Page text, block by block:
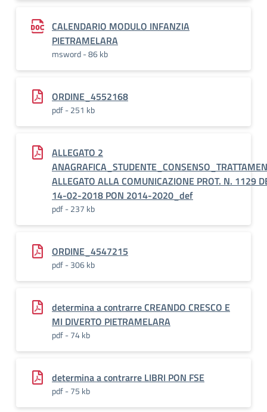
CALENDARIO MODULO INFANZIA
PIETRAMELARA
msword - 86 kb
ORDINE_4552168
pdf - 251 kb
ALLEGATO 2
ALLEGATO ALLA COMUNICAZIONE PROT. N. 1129
14-02-2018 PON 2014-2020_def
pdf - 237 kb
ORDINE_4547215
pdf - 306 kb
determina a contrarre CREANDO CRESCO E
MI DIVERTO PIETRAMELARA
pdf - 74 kb
determina a contrarre LIBRI PON FSE
pdf - 75 kb